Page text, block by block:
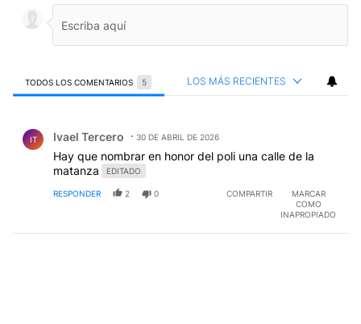
TODOS LOS COMENTARIOS 5 LOS MÁS RECIENTES
IT Ivael Tercero 30 DE ABRIL DE 2026
Hay que nombrar en honor del poli una calle de la
matanza
EDITADO
RESPONDER 2 0 COMPARTIR
MARCAR
COMO
INAPROPIADO